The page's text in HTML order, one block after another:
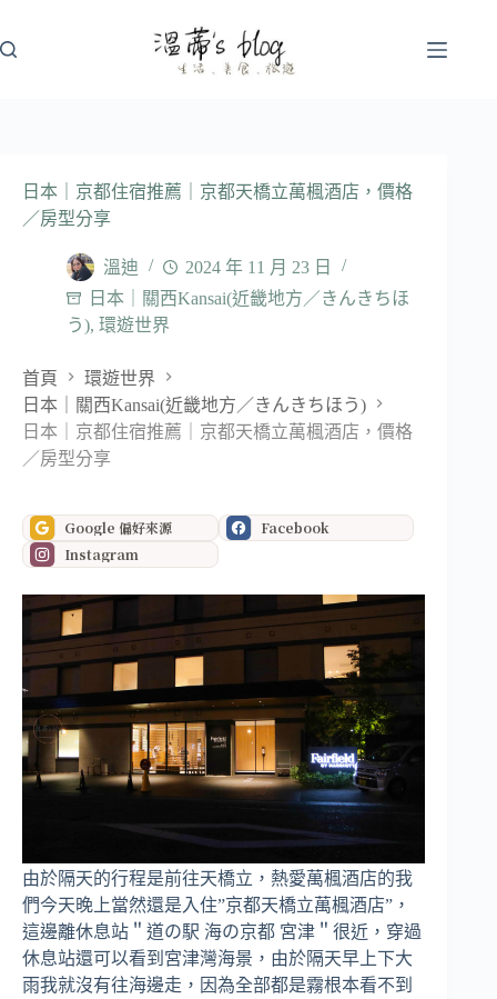
至
日本｜京都住宿推薦｜京都天橋立萬楓酒店，價格
／房型分享
溫迪
2024 年 11 月 23 日
日本｜關西Kansai(近畿地方／きんきちほ
う), 環遊世界
首頁
環遊世界
日本｜關西Kansai(近畿地方／きんきちほう)
日本｜京都住宿推薦｜京都天橋立萬楓酒店，價格
／房型分享
Google 偏好來源
Facebook
Instagram
由於隔天的行程是前往天橋立，熱愛萬楓酒店的我
們今天晚上當然還是入住”京都天橋立萬楓酒店”，
這邊離休息站＂道の駅 海の京都 宮津＂很近，穿過
休息站還可以看到宮津灣海景，由於隔天早上下大
雨我就沒有往海邊走，因為全部都是霧根本看不到